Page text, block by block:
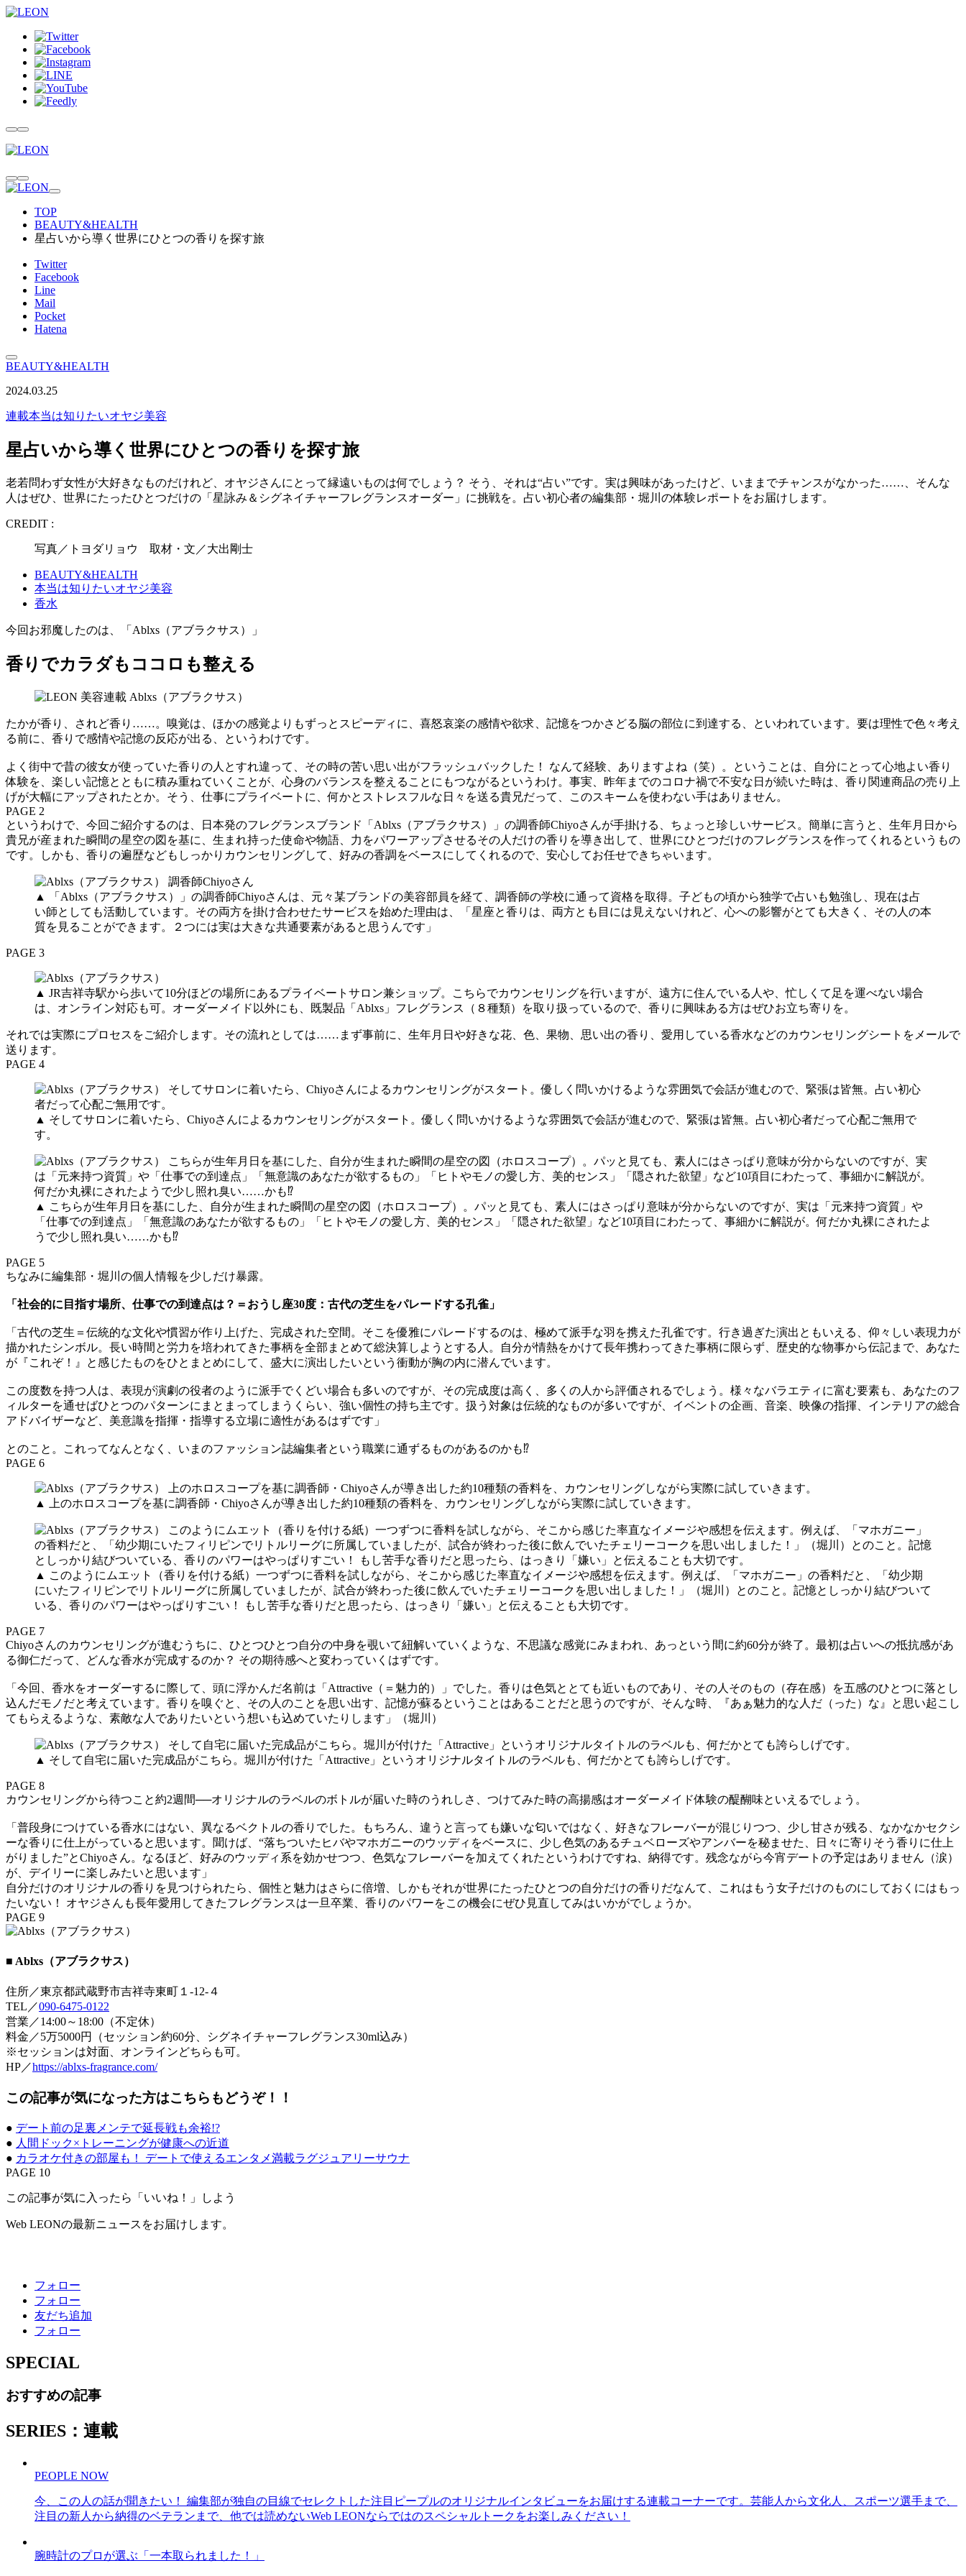
TOP
BEAUTY&HEALTH
星占いから導く世界にひとつの香りを探す旅
Twitter
Facebook
Line
Mail
Pocket
Hatena
BEAUTY&HEALTH
2024.03.25
連載本当は知りたいオヤジ美容
星占いから導く世界にひとつの香りを探す旅
老若問わず女性が大好きなものだけれど、オヤジさんにとって縁遠いものは何でしょう？ そう、それは“占い”です。実は興味があったけど、いままでチャンスがなかった……、そんな
人はぜひ、世界にたったひとつだけの「星詠み＆シグネイチャーフレグランスオーダー」に挑戦を。占い初心者の編集部・堀川の体験レポートをお届けします。
CREDIT :
写真／トヨダリョウ 取材・文／大出剛士
BEAUTY&HEALTH
本当は知りたいオヤジ美容
香水
今回お邪魔したのは、「Ablxs（アブラクサス）」
香りでカラダもココロも整える
たかが香り、されど香り……。嗅覚は、ほかの感覚よりもずっとスピーディに、喜怒哀楽の感情や欲求、記憶をつかさどる脳の部位に到達する、といわれています。要は理性で色々考え
る前に、香りで感情や記憶の反応が出る、というわけです。
よく街中で昔の彼女が使っていた香りの人とすれ違って、その時の苦い思い出がフラッシュバックした！ なんて経験、ありますよね（笑）。ということは、自分にとって心地よい香り
体験を、楽しい記憶とともに積み重ねていくことが、心身のバランスを整えることにもつながるというわけ。事実、昨年までのコロナ禍で不安な日が続いた時は、香り関連商品の売り上
げが大幅にアップされたとか。そう、仕事にプライベートに、何かとストレスフルな日々を送る貴兄だって、このスキームを使わない手はありません。
PAGE 2
というわけで、今回ご紹介するのは、日本発のフレグランスブランド「Ablxs（アブラクサス）」の調香師Chiyoさんが手掛ける、ちょっと珍しいサービス。簡単に言うと、生年月日から
貴兄が産まれた瞬間の星空の図を基に、生まれ持った使命や物語、力をパワーアップさせるその人だけの香りを導き出して、世界にひとつだけのフレグランスを作ってくれるというもの
です。しかも、香りの遍歴などもしっかりカウンセリングして、好みの香調をベースにしてくれるので、安心してお任せできちゃいます。
▲ 「Ablxs（アブラクサス）」の調香師Chiyoさんは、元々某ブランドの美容部員を経て、調香師の学校に通って資格を取得。子どもの頃から独学で占いも勉強し、現在は占
い師としても活動しています。その両方を掛け合わせたサービスを始めた理由は、「星座と香りは、両方とも目には見えないけれど、心への影響がとても大きく、その人の本
質を見ることができます。２つには実は大きな共通要素があると思うんです」
PAGE 3
▲ JR吉祥寺駅から歩いて10分ほどの場所にあるプライベートサロン兼ショップ。こちらでカウンセリングを行いますが、遠方に住んでいる人や、忙しくて足を運べない場合
は、オンライン対応も可。オーダーメイド以外にも、既製品「Ablxs」フレグランス（８種類）を取り扱っているので、香りに興味ある方はぜひお立ち寄りを。
それでは実際にプロセスをご紹介します。その流れとしては……まず事前に、生年月日や好きな花、色、果物、思い出の香り、愛用している香水などのカウンセリングシートをメールで
送ります。
PAGE 4
▲ そしてサロンに着いたら、Chiyoさんによるカウンセリングがスタート。優しく問いかけるような雰囲気で会話が進むので、緊張は皆無。占い初心者だって心配ご無用で
す。
▲ こちらが生年月日を基にした、自分が生まれた瞬間の星空の図（ホロスコープ）。パッと見ても、素人にはさっぱり意味が分からないのですが、実は「元来持つ資質」や
「仕事での到達点」「無意識のあなたが欲するもの」「ヒトやモノの愛し方、美的センス」「隠された欲望」など10項目にわたって、事細かに解説が。何だか丸裸にされたよ
うで少し照れ臭い……かも⁉
PAGE 5
ちなみに編集部・堀川の個人情報を少しだけ暴露。
「社会的に目指す場所、仕事での到達点は？＝おうし座30度：古代の芝生をパレードする孔雀」
「古代の芝生＝伝統的な文化や慣習が作り上げた、完成された空間。そこを優雅にパレードするのは、極めて派手な羽を携えた孔雀です。行き過ぎた演出ともいえる、仰々しい表現力が
描かれたシンボル。長い時間と労力を培われてきた事柄を全部まとめて総決算しようとする人。自分が情熱をかけて長年携わってきた事柄に限らず、歴史的な物事から伝記まで、あなた
が『これぞ！』と感じたものをひとまとめにして、盛大に演出したいという衝動が胸の内に潜んでいます。
この度数を持つ人は、表現が演劇の役者のように派手でくどい場合も多いのですが、その完成度は高く、多くの人から評価されるでしょう。様々なバラエティに富む要素も、あなたのフ
ィルターを通せばひとつのパターンにまとまってしまうくらい、強い個性の持ち主です。扱う対象は伝統的なものが多いですが、イベントの企画、音楽、映像の指揮、インテリアの総合
アドバイザーなど、美意識を指揮・指導する立場に適性があるはずです」
とのこと。これってなんとなく、いまのファッション誌編集者という職業に通ずるものがあるのかも⁉
PAGE 6
▲ 上のホロスコープを基に調香師・Chiyoさんが導き出した約10種類の香料を、カウンセリングしながら実際に試していきます。
▲ このようにムエット（香りを付ける紙）一つずつに香料を試しながら、そこから感じた率直なイメージや感想を伝えます。例えば、「マホガニー」の香料だと、「幼少期
にいたフィリピンでリトルリーグに所属していましたが、試合が終わった後に飲んでいたチェリーコークを思い出しました！」（堀川）とのこと。記憶としっかり結びついて
いる、香りのパワーはやっぱりすごい！ もし苦手な香りだと思ったら、はっきり「嫌い」と伝えることも大切です。
PAGE 7
Chiyoさんのカウンセリングが進むうちに、ひとつひとつ自分の中身を覗いて紐解いていくような、不思議な感覚にみまわれ、あっという間に約60分が終了。最初は占いへの抵抗感があ
る御仁だって、どんな香水が完成するのか？ その期待感へと変わっていくはずです。
「今回、香水をオーダーするに際して、頭に浮かんだ名前は「Attractive（＝魅力的）」でした。香りは色気ととても近いものであり、その人そのもの（存在感）を五感のひとつに落とし
込んだモノだと考えています。香りを嗅ぐと、その人のことを思い出す、記憶が蘇るということはあることだと思うのですが、そんな時、『あぁ魅力的な人だ（った）な』と思い起こし
てもらえるような、素敵な人でありたいという想いも込めていたりします」（堀川）
▲ そして自宅に届いた完成品がこちら。堀川が付けた「Attractive」というオリジナルタイトルのラベルも、何だかとても誇らしげです。
PAGE 8
カウンセリングから待つこと約2週間──オリジナルのラベルのボトルが届いた時のうれしさ、つけてみた時の高揚感はオーダーメイド体験の醍醐味といえるでしょう。
「普段身につけている香水にはない、異なるベクトルの香りでした。もちろん、違うと言っても嫌いな匂いではなく、好きなフレーバーが混じりつつ、少し甘さが残る、なかなかセクシ
ーな香りに仕上がっていると思います。聞けば、“落ちついたヒバやマホガニーのウッディをベースに、少し色気のあるチュベローズやアンバーを秘ませた、日々に寄りそう香りに仕上
がりました”とChiyoさん。なるほど、好みのウッディ系を効かせつつ、色気なフレーバーを加えてくれたというわけですね、納得です。残念ながら今宵デートの予定はありません（涙）
が、デイリーに楽しみたいと思います」
自分だけのオリジナルの香りを見つけられたら、個性と魅力はさらに倍増、しかもそれが世界にたったひとつの自分だけの香りだなんて、これはもう女子だけのものにしておくにはもっ
たいない！ オヤジさんも長年愛用してきたフレグランスは一旦卒業、香りのパワーをこの機会にぜひ見直してみはいかがでしょうか。
PAGE 9
■ Ablxs（アブラクサス）
住所／東京都武蔵野市吉祥寺東町１-12-４
TEL／090-6475-0122
営業／14:00～18:00（不定休）
料金／5万5000円（セッション約60分、シグネイチャーフレグランス30ml込み）
※セッションは対面、オンラインどちらも可。
HP／https://ablxs-fragrance.com/
この記事が気になった方はこちらもどうぞ！！
● デート前の足裏メンテで延長戦も余裕!?
● 人間ドック×トレーニングが健康への近道
● カラオケ付きの部屋も！ デートで使えるエンタメ満載ラグジュアリーサウナ
PAGE 10
この記事が気に入ったら「いいね！」しよう
Web LEONの最新ニュースをお届けします。
フォロー
フォロー
友だち追加
フォロー
SPECIAL
おすすめの記事
SERIES：連載
PEOPLE NOW
今、この人の話が聞きたい！ 編集部が独自の目線でセレクトした注目ピープルのオリジナルインタビューをお届けする連載コーナーです。芸能人から文化人、スポーツ選手まで、
注目の新人から納得のベテランまで、他では読めないWeb LEONならではのスペシャルトークをお楽しみください！
腕時計のプロが選ぶ「一本取られました！」